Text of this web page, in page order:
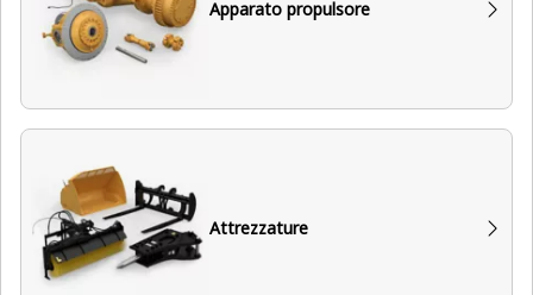
Apparato propulsore
Attrezzature